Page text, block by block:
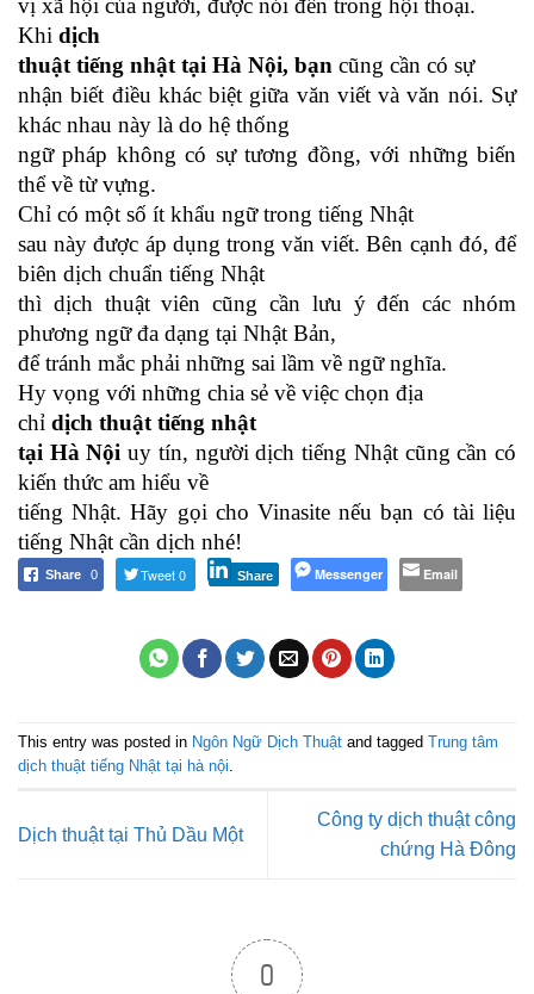
vị xã hội của người, được nói đến trong hội thoại.
Khi dịch
thuật tiếng nhật tại Hà Nội, bạn cũng cần có sự
nhận biết điều khác biệt giữa văn viết và văn nói. Sự
khác nhau này là do hệ thống
ngữ pháp không có sự tương đồng, với những biến
thể về từ vựng.
Chỉ có một số ít khẩu ngữ trong tiếng Nhật
sau này được áp dụng trong văn viết. Bên cạnh đó, để
biên dịch chuẩn tiếng Nhật
thì dịch thuật viên cũng cần lưu ý đến các nhóm
phương ngữ đa dạng tại Nhật Bản,
để tránh mắc phải những sai lầm về ngữ nghĩa.
Hy vọng với những chia sẻ về việc chọn địa
chỉ dịch thuật tiếng nhật
tại Hà Nộiuy tín, người dịch tiếng Nhật cũng cần có
kiến thức am hiểu về
tiếng Nhật. Hãy gọi cho Vinasite nếu bạn có tài liệu
tiếng Nhật cần dịch nhé!
Share 0 Tweet 0 Share Messenger Email
This entry was posted in Ngôn Ngữ Dịch Thuật and tagged Trung tâm
dịch thuật tiếng Nhật tại hà nội.
Dịch thuật tại Thủ Dầu Một
Công ty dịch thuật công
chứng Hà Đông
0